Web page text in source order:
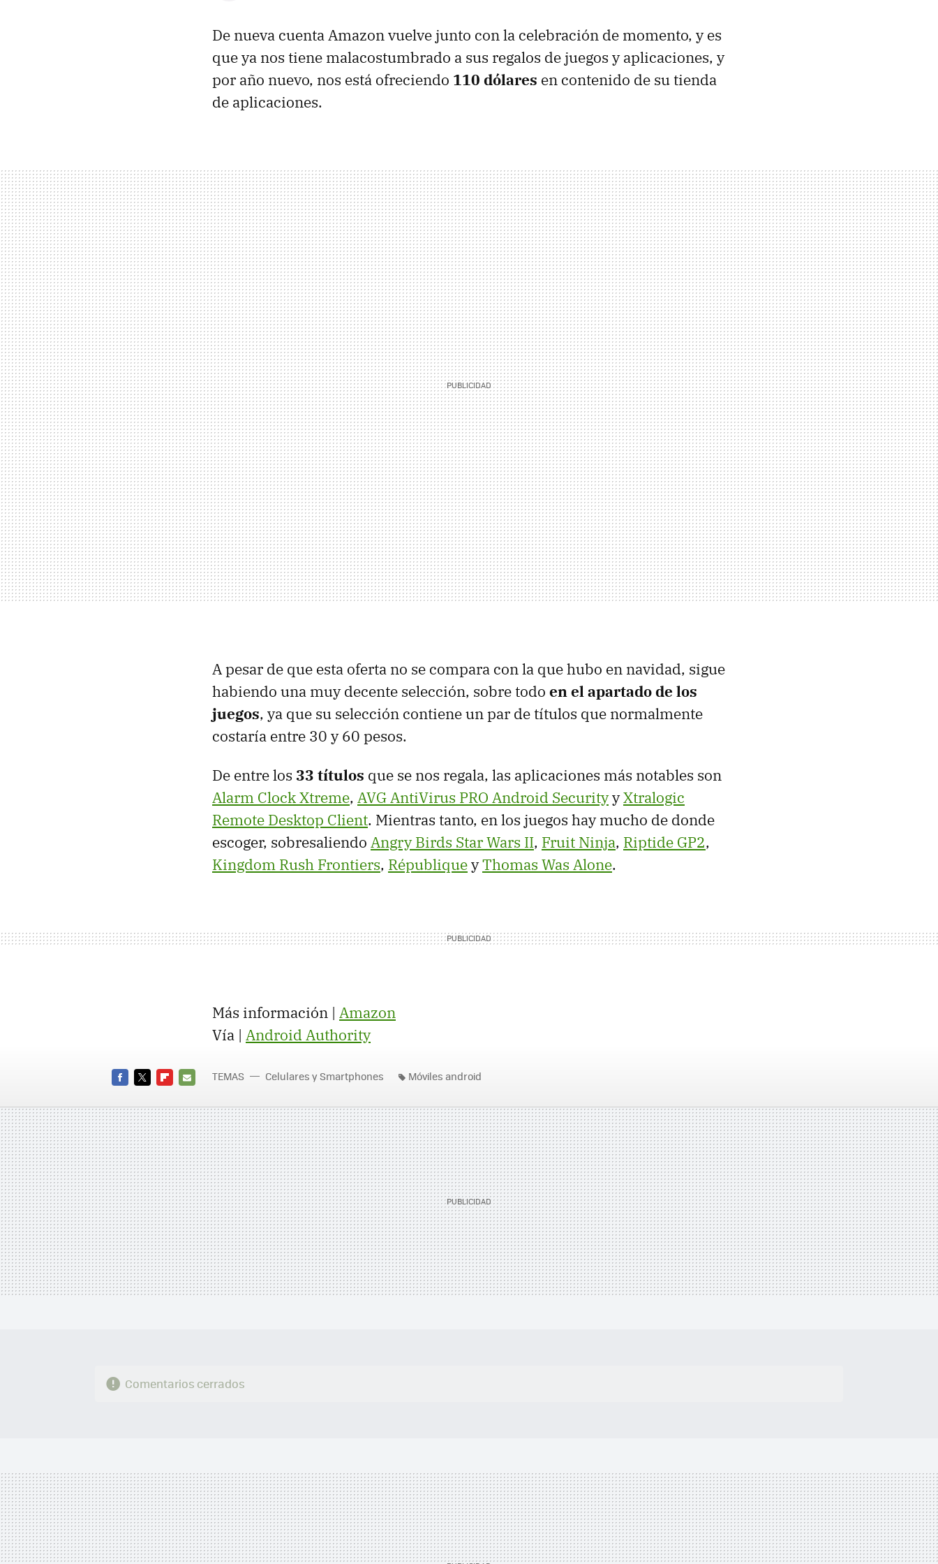
De nueva cuenta Amazon vuelve junto con la celebración de momento, y es
que ya nos tiene malacostumbrado a sus regalos de juegos y aplicaciones, y
por año nuevo, nos está ofreciendo 110 dólares en contenido de su tienda
de aplicaciones.
A pesar de que esta oferta no se compara con la que hubo en navidad, sigue
habiendo una muy decente selección, sobre todo en el apartado de los
juegos, ya que su selección contiene un par de títulos que normalmente
costaría entre 30 y 60 pesos.
De entre los 33 títulos que se nos regala, las aplicaciones más notables son
Alarm Clock Xtreme, AVG AntiVirus PRO Android SecurityyXtralogic
Remote Desktop Client. Mientras tanto, en los juegos hay mucho de donde
escoger, sobresaliendo Angry Birds Star Wars II, Fruit Ninja, Riptide GP2,
Kingdom Rush Frontiers, RépubliqueyThomas Was Alone.
Más información | Amazon
Vía | Android Authority
MAIL
TEMAS Celulares y Smartphones Móviles android
Comentarios cerrados